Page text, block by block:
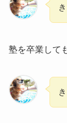
塾を卒業して